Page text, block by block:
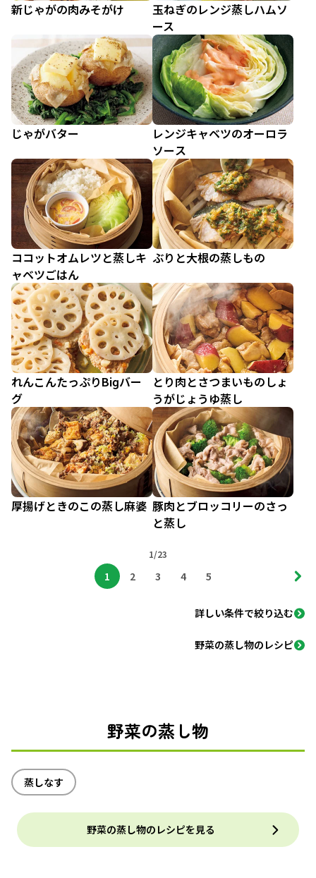
新じゃがの肉みそがけ
玉ねぎのレンジ蒸しハムソ
ース
じゃがバター
レンジキャベツのオーロラ
ソース
ココットオムレツと蒸しキ
ャベツごはん
ぶりと大根の蒸しもの
れんこんたっぷりBiɡバー
グ
とり肉とさつまいものしょ
うがじょうゆ蒸し
厚揚げときのこの蒸し麻婆 豚肉とブロッコリーのさっ
と蒸し
1/23
1 2 3 4 5
詳しい条件で絞り込む
野菜の蒸し物のレシピ
野菜の蒸し物
蒸しなす
野菜の蒸し物のレシピを見る